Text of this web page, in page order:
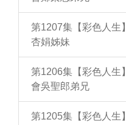
第1207集【彩色人生
杏娟姊妹
第1206集【彩色人生
會吳聖郎弟兄
第1205集【彩色人生